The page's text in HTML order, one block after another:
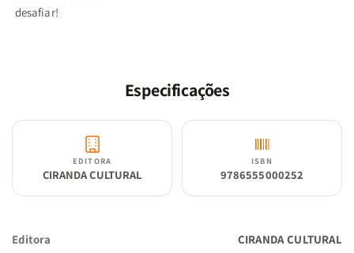
desafiar!
Especificações
EDITORA
CIRANDA CULTURAL
ISBN
9786555000252
Editora CIRANDA CULTURAL